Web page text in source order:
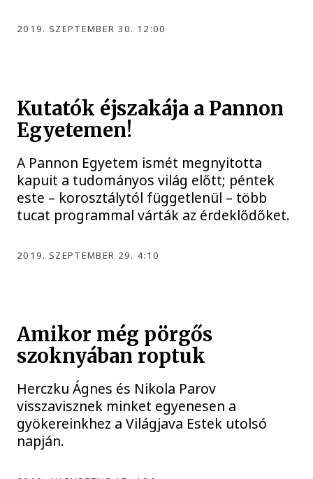
2019. SZEPTEMBER 30. 12:00
Kutatók éjszakája a Pannon
Egyetemen!
A Pannon Egyetem ismét megnyitotta
kapuit a tudományos világ előtt; péntek
este – korosztálytól függetlenül – több
tucat programmal várták az érdeklődőket.
2019. SZEPTEMBER 29. 4:10
Amikor még pörgős
szoknyában roptuk
Herczku Ágnes és Nikola Parov
visszavisznek minket egyenesen a
gyökereinkhez a Világjava Estek utolsó
napján.